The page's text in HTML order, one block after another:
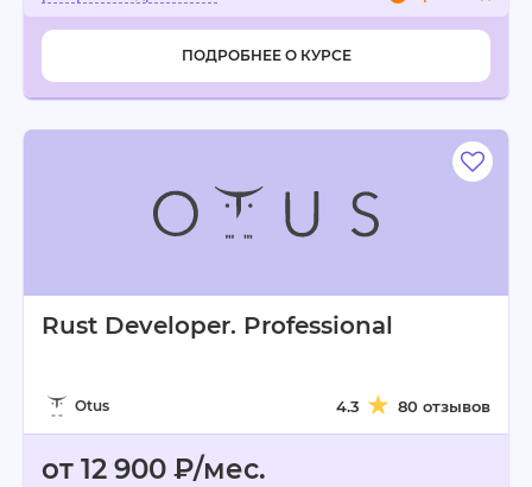
ПОДРОБНЕЕ О КУРСЕ
Rust Developer. Professional
Otus 4.3 80 отзывов
от 12 900 ₽/мес.